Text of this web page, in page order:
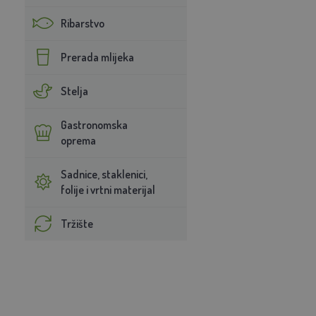
Ribarstvo
Prerada mlijeka
Stelja
Gastronomska
oprema
Sadnice, staklenici,
folije i vrtni materijal
Tržište